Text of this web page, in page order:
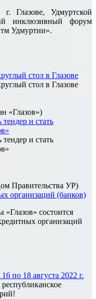
Глазове, Удмуртской
инклюзивный форум
Удмуртии».
стол в Глазове
стол в Глазове
«Глазов»)
и стать
и стать
Правительства УР)
организаций (банков)
состоится
организаций
по 18 августа 2022 г.